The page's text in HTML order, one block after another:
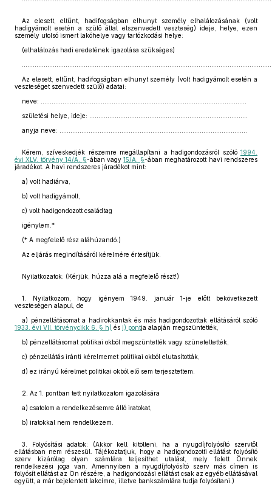
Az elesett, eltűnt, hadifogságban elhunyt személy elhalálozásának (volt
hadigyámolt esetén a szülő által elszenvedett veszteség) ideje, helye, ezen
személy utolsó ismert lakóhelye vagy tartózkodási helye:
(elhalálozás hadi eredetének igazolása szükséges)
Az elesett, eltűnt, hadifogságban elhunyt személy (volt hadigyámolt esetén a
veszteséget szenvedett szülő) adatai:
neve: .................................................................................................................
születési helye, ideje: .......................................................................................
anyja neve: .......................................................................................................
Kérem, szíveskedjék részemre megállapítani a hadigondozásról szóló 1994.
évi XLV. törvény 14/A. §-ában vagy15/A. §-ában meghatározott havi rendszeres
járadékot. A havi rendszeres járadékot mint:
a) volt hadiárva,
b) volt hadigyámolt,
c) volt hadigondozott családtag
igénylem.*
(* A megfelelő rész aláhúzandó.)
Az eljárás megindításáról kérelmére értesítjük.
Nyilatkozatok: (Kérjük, húzza alá a megfelelő részt!)
1. Nyilatkozom, hogy igényem 1949. január 1-je előtt bekövetkezett
veszteségen alapul, de
a) pénzellátásomat a hadirokkantak és más hadigondozottak ellátásáról szóló
1933. évi VII. törvénycikk 6. § h) és i) pontja alapján megszüntették,
b) pénzellátásomat politikai okból megszüntették vagy szüneteltették,
c) pénzellátás iránti kérelmemet politikai okból elutasították,
d) ez irányú kérelmet politikai okból elő sem terjesztettem.
2. Az 1. pontban tett nyilatkozatom igazolására
a) csatolom a rendelkezésemre álló iratokat,
b) iratokkal nem rendelkezem.
3. Folyósítási adatok: (Akkor kell kitölteni, ha a nyugdíjfolyósító szervtől
ellátásban nem részesül. Tájékoztatjuk, hogy a hadigondozotti ellátást folyósító
szerv kizárólag olyan számlára teljesíthet utalást, mely felett Önnek
rendelkezési joga van. Amennyiben a nyugdíjfolyósító szerv más címen is
folyósít ellátást az Ön részére, a hadigondozási ellátást csak az egyéb ellátásával
együtt, a már bejelentett lakcímre, illetve bankszámlára tudja folyósítani.)